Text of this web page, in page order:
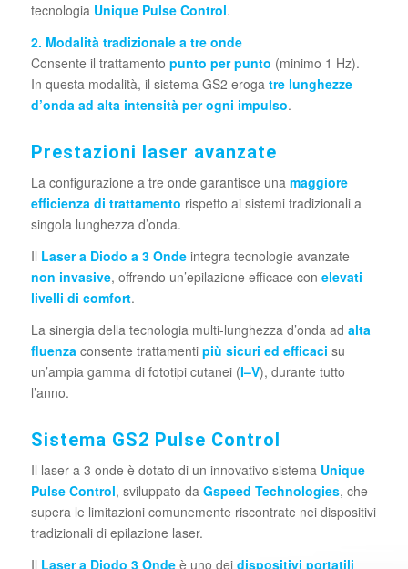
tecnologia Unique Pulse Control.
2. Modalità tradizionale a tre onde
Consente il trattamento punto per punto (minimo 1 Hz).
In questa modalità, il sistema GS2 eroga tre lunghezze
d’onda ad alta intensità per ogni impulso.
Prestazioni laser avanzate
La configurazione a tre onde garantisce una maggiore
efficienza di trattamento rispetto ai sistemi tradizionali a
singola lunghezza d’onda.
Il Laser a Diodo a 3 Ondeintegra tecnologie avanzate
non invasive, offrendo un’epilazione efficace con elevati
livelli di comfort.
La sinergia della tecnologia multi-lunghezza d’onda ad alta
fluenzaconsente trattamenti più sicuri ed efficaci su
un’ampia gamma di fototipi cutanei (I–V), durante tutto
l’anno.
Sistema GS2 Pulse Control
Il laser a 3 onde è dotato di un innovativo sistema Unique
Pulse Control, sviluppato da Gspeed Technologies, che
supera le limitazioni comunemente riscontrate nei dispositivi
tradizionali di epilazione laser.
Il Laser a Diodo 3 Ondeè uno dei dispositivi portatili